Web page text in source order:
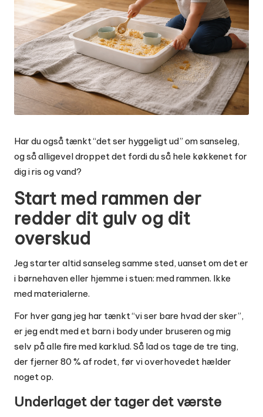
Har du også tænkt “det ser hyggeligt ud” om sanseleg,
og så alligevel droppet det fordi du så hele køkkenet for
dig i ris og vand?
Start med rammen der
redder dit gulv og dit
overskud
Jeg starter altid sanseleg samme sted, uanset om det er
i børnehaven eller hjemme i stuen: med rammen. Ikke
med materialerne.
For hver gang jeg har tænkt “vi ser bare hvad der sker”,
er jeg endt med et barn i body under bruseren og mig
selv på alle fire med karklud. Så lad os tage de tre ting,
der fjerner 80 % af rodet, før vi overhovedet hælder
noget op.
Underlaget der tager det værste